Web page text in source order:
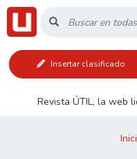
Insertar clasificado
Revista ÚTIL, la web
Inicio